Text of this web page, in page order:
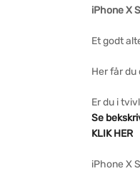
iPhone X
Et godt
Her får
Er du i
Se
KLIK HER
iPhone X